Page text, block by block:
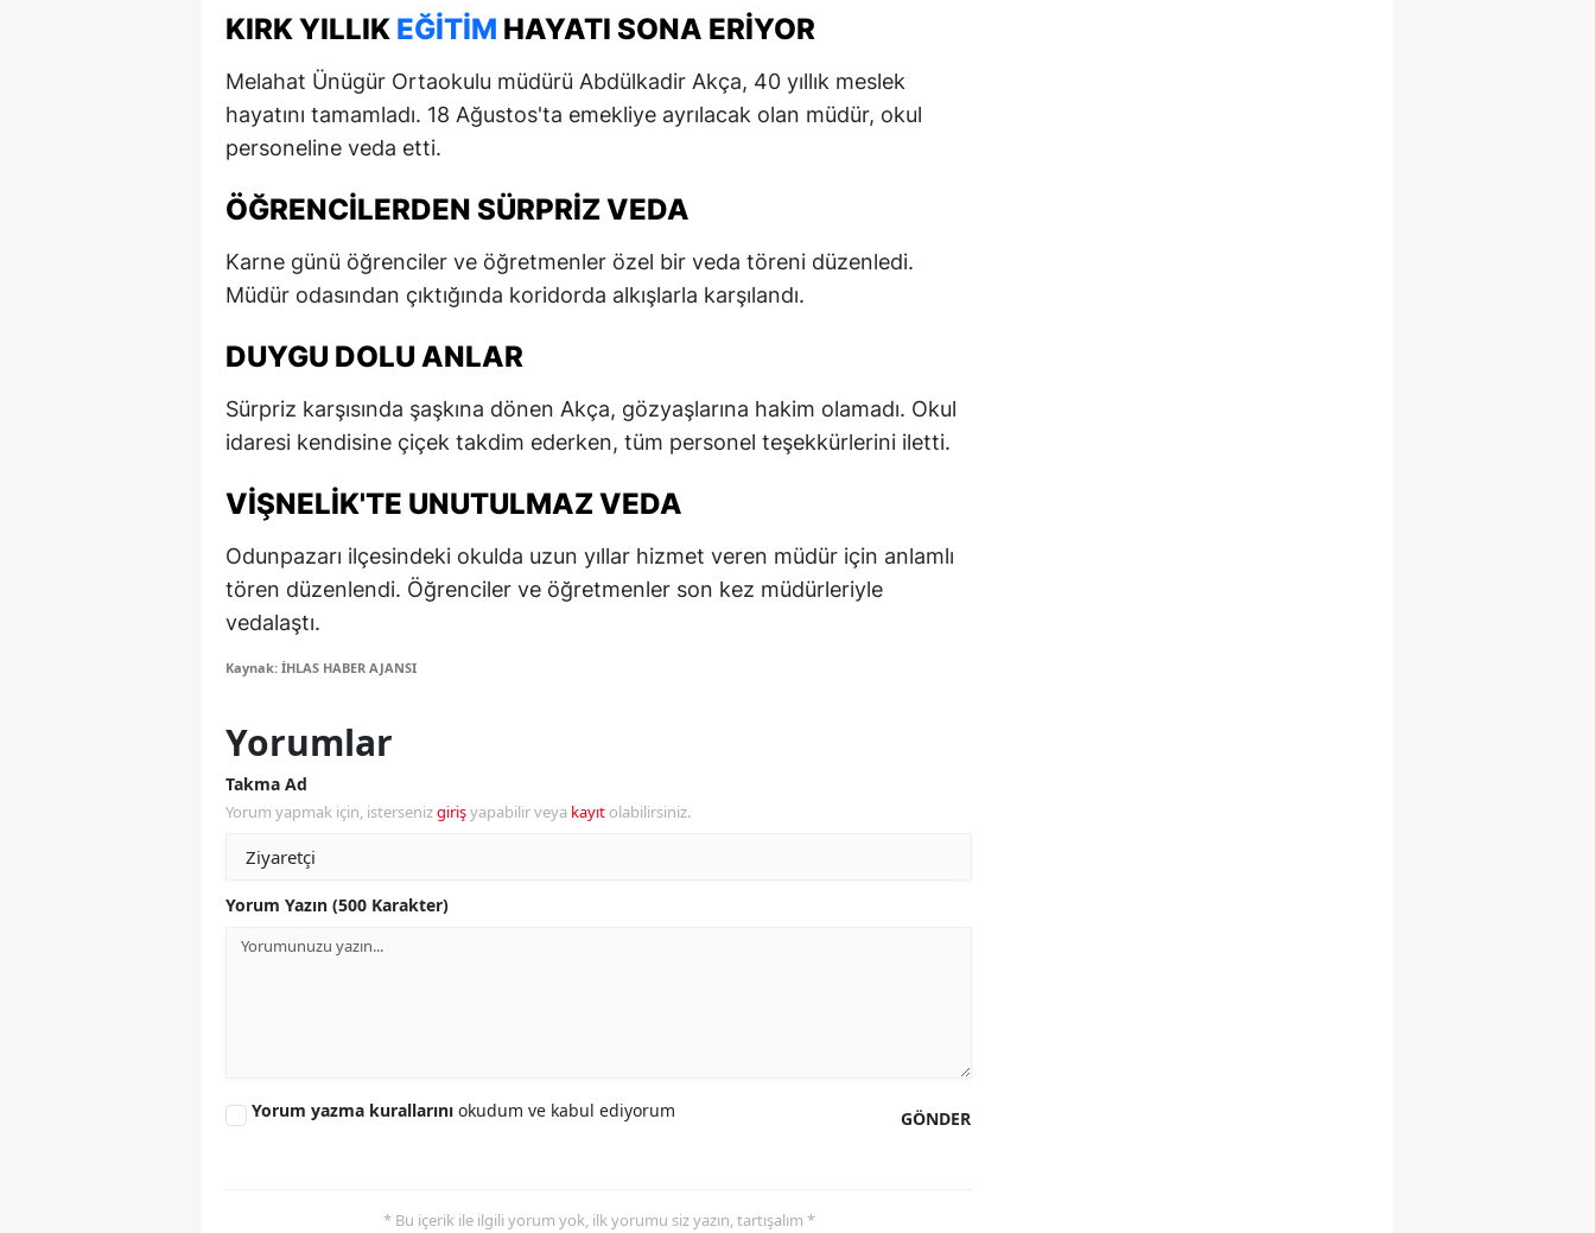
Erzincan
Eskişehir
Gaziantep
Gümüşhane
Hakkari
Isparta
Kütahya
Manisa
KIRK YILLIK EĞITIM HAYATI SONA ERIYOR
Melahat Ünügür Ortaokulu müdürü Abdülkadir Akça, 40 yıllık meslek
hayatını tamamladı. 18 Ağustos'ta emekliye ayrılacak olan müdür, okul
personeline veda etti.
ÖĞRENCILERDEN SÜRPRIZ VEDA
Karne günü öğrenciler ve öğretmenler özel bir veda töreni düzenledi.
Müdür odasından çıktığında koridorda alkışlarla karşılandı.
DUYGU DOLU ANLAR
Sürpriz karşısında şaşkına dönen Akça, gözyaşlarına hakim olamadı. Okul
idaresi kendisine çiçek takdim ederken, tüm personel teşekkürlerini iletti.
VIŞNELIK'TE UNUTULMAZ VEDA
Odunpazarı ilçesindeki okulda uzun yıllar hizmet veren müdür için anlamlı
tören düzenlendi. Öğrenciler ve öğretmenler son kez müdürleriyle
vedalaştı.
Kaynak: İHLAS HABER AJANSI
Yorumlar
Takma Ad
Yorum yapmak için, istersenizgirişyapabilir veya kayıt olabilirsiniz.
Yorum Yazın (500 Karakter)
GÖNDER
Yorum yazma kurallarını okudum ve kabul ediyorum
* Bu içerik ile ilgili yorum yok, ilk yorumu siz yazın, tartışalım *